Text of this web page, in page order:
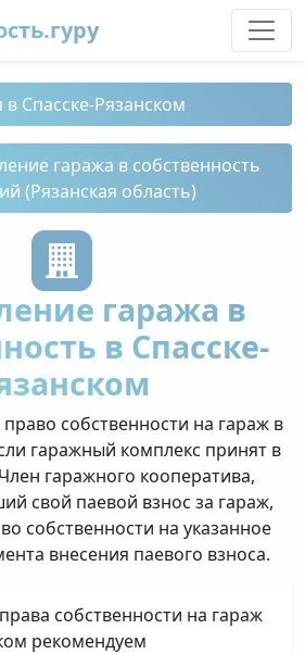
Спасске-Рязанском
гаража в собственность
(Рязанская область)
гаража в
в Спасске-
собственности на гараж в
гаражный комплекс принят в
гаражного кооператива,
свой паевой взнос за гараж,
собственности на указанное
внесения паевого взноса.
собственности на гараж
рекомендуем